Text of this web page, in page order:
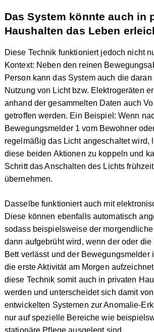
Das System könnte auch in
Haushalten das Leben
Diese Technik funktioniert jedoch nicht
Kontext: Neben den reinen
Person kann das System auch die
Nutzung von Licht bzw. Elektrogeräten
anhand der gesammelten Daten auch
getroffen werden. Ein Beispiel: Wenn
Bewegungsmelder 1 vom Bewohner
regelmäßig das Licht angeschaltet wird,
diese beiden Aktionen zu koppeln und
Schritt das Anschalten des Lichts
übernehmen.
Dasselbe funktioniert auch mit
Diese können ebenfalls automatisch
sodass beispielsweise der
dann aufgebrüht wird, wenn der oder
Bett verlässt und der Bewegungsmelder
die erste Aktivität am Morgen
diese Technik somit auch in privaten
werden und unterscheidet sich damit
entwickelten Systemen zur Anomalie-
nur auf spezielle Bereiche wie